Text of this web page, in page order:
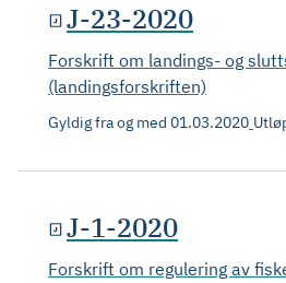
J-23-2020
Forskrift om landings- og
(landingsforskriften)
Gyldig fra og med 01.03.2020
J-1-2020
Forskrift om regulering av